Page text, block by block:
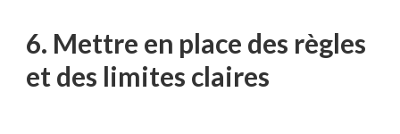
6. Mettre en place ⁤des règles
et des limites ‌claires